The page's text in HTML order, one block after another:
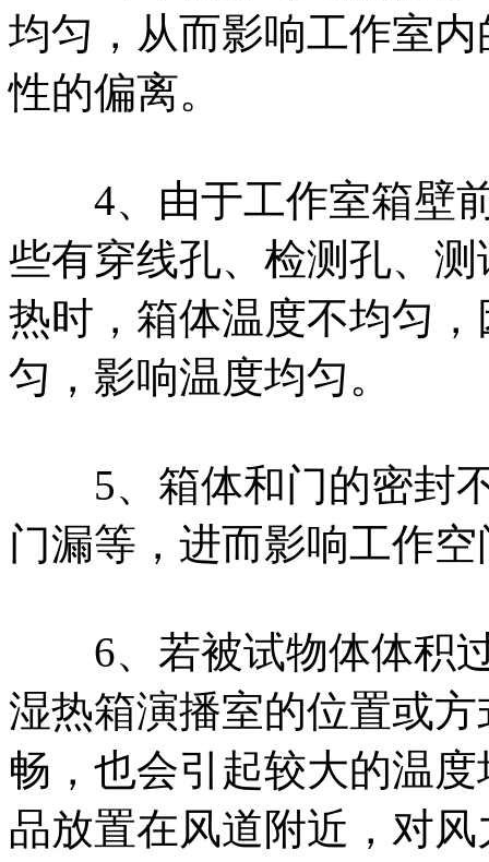
均匀，从而影响工作室
性的偏离。
4、由于工作室箱壁前
些有穿线孔、检测孔、
热时，箱体温度不均匀
匀，影响温度均匀。
5、箱体和门的密封不
门漏等，进而影响工作
6、若被试物体体积过
湿热箱演播室的位置或
畅，也会引起较大的温
品放置在风道附近，对